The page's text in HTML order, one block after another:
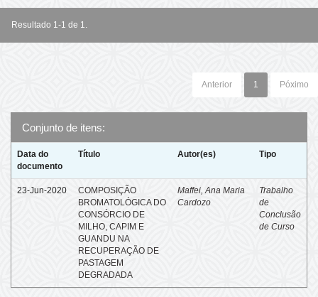
Resultado 1-1 de 1.
Anterior 1 Póximo
Conjunto de itens:
Data do
documento
Título Autor(es) Tipo
23-Jun-2020
COMPOSIÇÃO
BROMATOLÓGICA DO
CONSÓRCIO DE
MILHO, CAPIM E
GUANDU NA
RECUPERAÇÃO DE
PASTAGEM
DEGRADADA
Maffei, Ana Maria
Cardozo
Trabalho
de
Conclusão
de Curso